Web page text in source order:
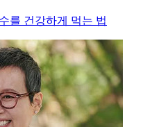
를 건강하게 먹는 법